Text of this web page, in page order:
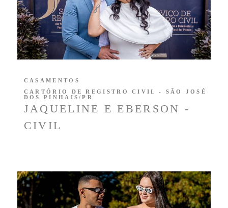
JAQUELINE E EBERSON -
CIVIL
CASAMENTOS
CARTÓRIO DE REGISTRO CIVIL - SÃO JOSÉ
DOS PINHAIS/PR